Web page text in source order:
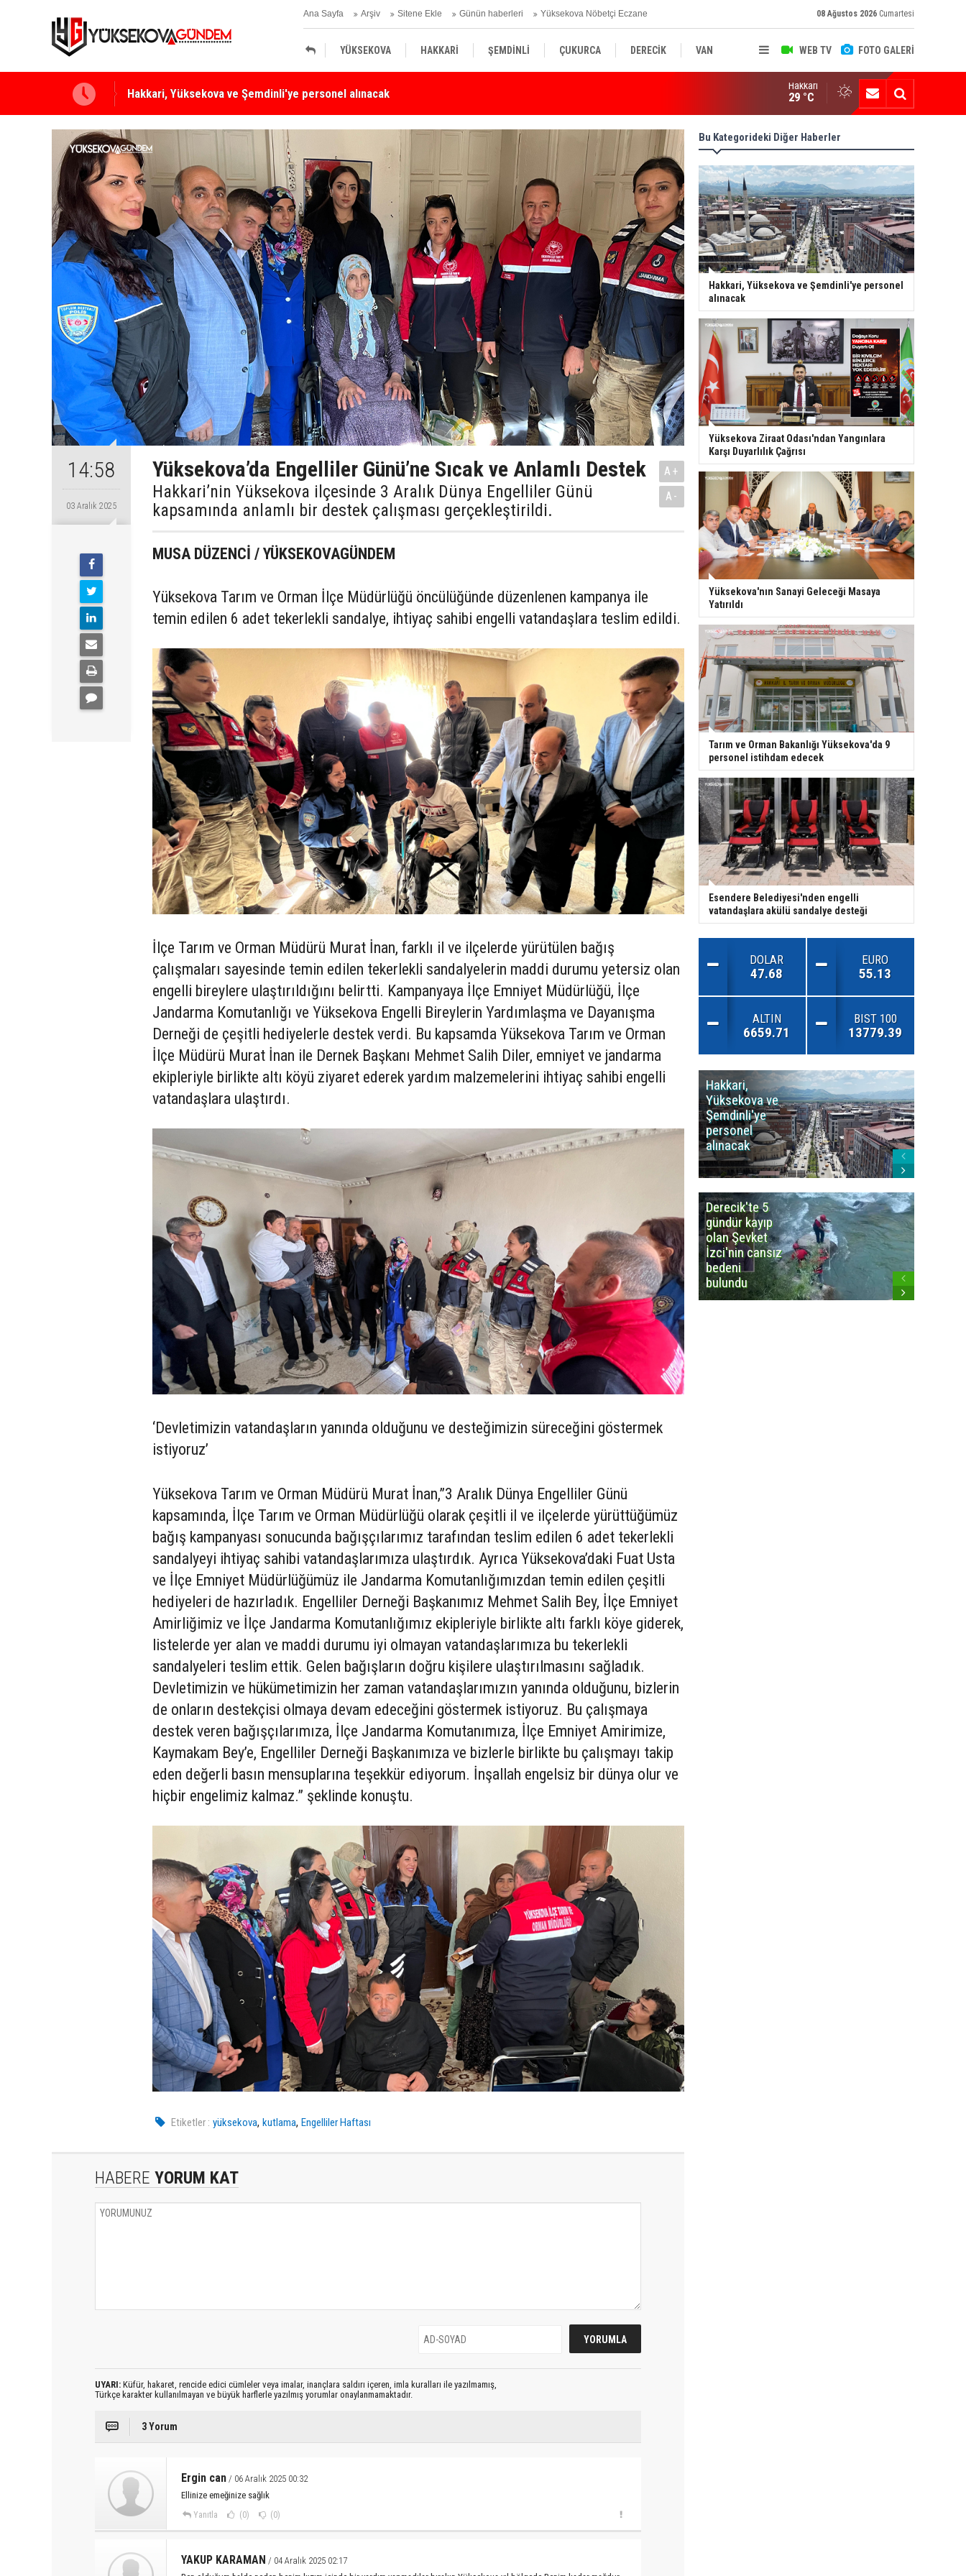
Ana Sayfa Arşiv Sitene Ekle Günün haberleri Yüksekova Nöbetçi Eczane 08 Ağustos 2026 Cumartesi
WEB TV FOTO GALERİ
YÜKSEKOVA HAKKARİ ŞEMDİNLİ ÇUKURCA DERECİK VAN
Yüksekova Ziraat Odası'ndan Yangınlara Karşı Duyarlılık Çağrısı Yüksekova'nın Sanayi Geleceği Masaya Yatırıldı
Hakkari
29 °C
14:58
03 Aralık 2025
Yüksekova’da Engelliler Günü’ne Sıcak ve Anlamlı Destek
Hakkari’nin Yüksekova ilçesinde 3 Aralık Dünya Engelliler Günü
kapsamında anlamlı bir destek çalışması gerçekleştirildi.
A+
A-
MUSA DÜZENCİ / YÜKSEKOVAGÜNDEM
Yüksekova Tarım ve Orman İlçe Müdürlüğü öncülüğünde düzenlenen kampanya ile
temin edilen 6 adet tekerlekli sandalye, ihtiyaç sahibi engelli vatandaşlara teslim edildi.
İlçe Tarım ve Orman Müdürü Murat İnan, farklı il ve ilçelerde yürütülen bağış
çalışmaları sayesinde temin edilen tekerlekli sandalyelerin maddi durumu yetersiz olan
engelli bireylere ulaştırıldığını belirtti. Kampanyaya İlçe Emniyet Müdürlüğü, İlçe
Jandarma Komutanlığı ve Yüksekova Engelli Bireylerin Yardımlaşma ve Dayanışma
Derneği de çeşitli hediyelerle destek verdi. Bu kapsamda Yüksekova Tarım ve Orman
İlçe Müdürü Murat İnan ile Dernek Başkanı Mehmet Salih Diler, emniyet ve jandarma
ekipleriyle birlikte altı köyü ziyaret ederek yardım malzemelerini ihtiyaç sahibi engelli
vatandaşlara ulaştırdı.
‘Devletimizin vatandaşların yanında olduğunu ve desteğimizin süreceğini göstermek
istiyoruz’
Yüksekova Tarım ve Orman Müdürü Murat İnan,”3 Aralık Dünya Engelliler Günü
kapsamında, İlçe Tarım ve Orman Müdürlüğü olarak çeşitli il ve ilçelerde yürüttüğümüz
bağış kampanyası sonucunda bağışçılarımız tarafından teslim edilen 6 adet tekerlekli
sandalyeyi ihtiyaç sahibi vatandaşlarımıza ulaştırdık. Ayrıca Yüksekova’daki Fuat Usta
ve İlçe Emniyet Müdürlüğümüz ile Jandarma Komutanlığımızdan temin edilen çeşitli
hediyeleri de hazırladık. Engelliler Derneği Başkanımız Mehmet Salih Bey, İlçe Emniyet
Amirliğimiz ve İlçe Jandarma Komutanlığımız ekipleriyle birlikte altı farklı köye giderek,
listelerde yer alan ve maddi durumu iyi olmayan vatandaşlarımıza bu tekerlekli
sandalyeleri teslim ettik. Gelen bağışların doğru kişilere ulaştırılmasını sağladık.
Devletimizin ve hükümetimizin her zaman vatandaşlarımızın yanında olduğunu, bizlerin
de onların destekçisi olmaya devam edeceğini göstermek istiyoruz. Bu çalışmaya
destek veren bağışçılarımıza, İlçe Jandarma Komutanımıza, İlçe Emniyet Amirimize,
Kaymakam Bey’e, Engelliler Derneği Başkanımıza ve bizlerle birlikte bu çalışmayı takip
eden değerli basın mensuplarına teşekkür ediyorum. İnşallah engelsiz bir dünya olur ve
hiçbir engelimiz kalmaz.” şeklinde konuştu.
Etiketler : yüksekova,kutlama,Engelliler Haftası
HABERE YORUM KAT
UYARI: Küfür, hakaret, rencide edici cümleler veya imalar, inançlara saldırı içeren, imla kuralları ile yazılmamış,
Türkçe karakter kullanılmayan ve büyük harflerle yazılmış yorumlar onaylanmamaktadır.
3 Yorum
Ergin can / 06 Aralık 2025 00:32
Ellinize emeğinize sağlık
Yanıtla (0) (0)
YAKUP KARAMAN / 04 Aralık 2025 02:17
Bu Kategorideki Diğer Haberler
Hakkari, Yüksekova ve Şemdinli'ye personel
alınacak
Yüksekova Ziraat Odası'ndan Yangınlara
Karşı Duyarlılık Çağrısı
Yüksekova'nın Sanayi Geleceği Masaya
Yatırıldı
Tarım ve Orman Bakanlığı Yüksekova'da 9
personel istihdam edecek
Esendere Belediyesi'nden engelli
vatandaşlara akülü sandalye desteği
DOLAR
47.68
EURO
55.13
ALTIN
6659.71
BIST 100
13779.39
Hakkari,
Yüksekova ve
Şemdinli'ye
personel
alınacak
Derecik'te 5
gündür kayıp
olan Şevket
İzci'nin cansız
bedeni
bulundu